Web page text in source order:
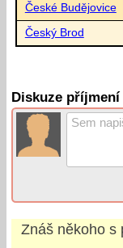
České Budějovice
Český Brod
Diskuze
Znáš někoho s